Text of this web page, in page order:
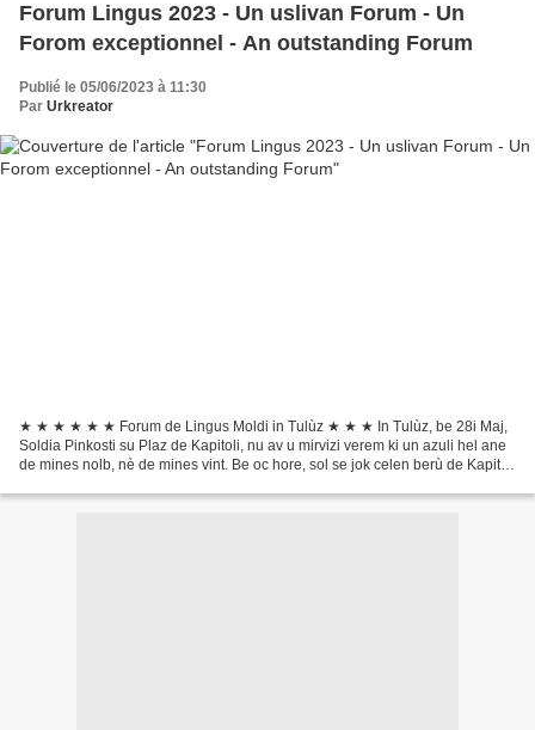
Forum Lingus 2023 - Un uslivan Forum - Un
Forom exceptionnel - An outstanding Forum
Publié le 05/06/2023 à 11:30
Par Urkreator
★ ★ ★ ★ ★ ★ Forum de Lingus Moldi in Tulùz ★ ★ ★ In Tulùz, be 28i Maj,
Soldia Pinkosti su Plaz de Kapitoli, nu av u mirvizi verem ki un azuli hel ane
de mines nolb, nè de mines vint. Be oc hore, sol se jok celen berù de Kapitòl